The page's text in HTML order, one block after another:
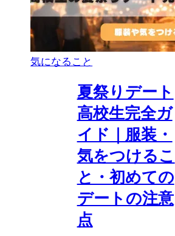
気になること
夏祭りデート
高校生完全ガ
イド｜服装・
気をつけるこ
と・初めての
デートの注意
点